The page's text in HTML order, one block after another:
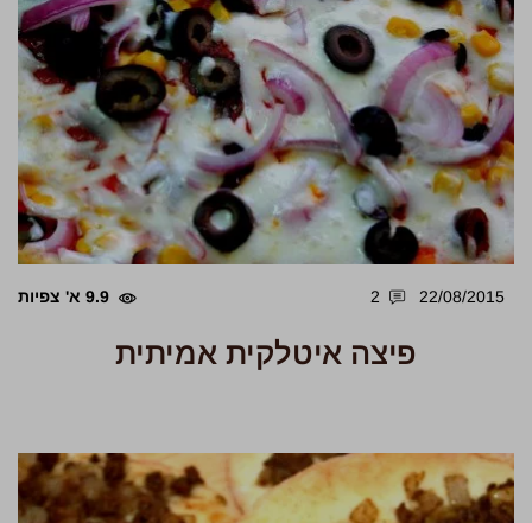
22/08/2015
2 9.9 א' צפיות
פיצה איטלקית אמיתית